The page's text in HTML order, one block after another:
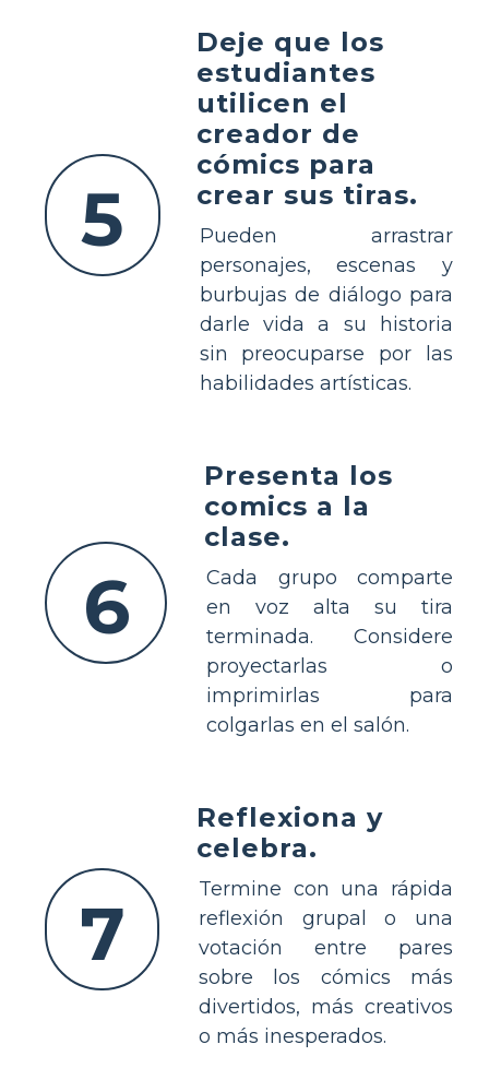
5
Deje que los
estudiantes
utilicen el
creador de
cómics para
crear sus tiras.
Pueden arrastrar
personajes, escenas y
burbujas de diálogo para
darle vida a su historia
sin preocuparse por las
habilidades artísticas.
6
Presenta los
comics a la
clase.
Cada grupo comparte
en voz alta su tira
terminada. Considere
proyectarlas o
imprimirlas para
colgarlas en el salón.
7
Reflexiona y
celebra.
Termine con una rápida
reflexión grupal o una
votación entre pares
sobre los cómics más
divertidos, más creativos
o más inesperados.